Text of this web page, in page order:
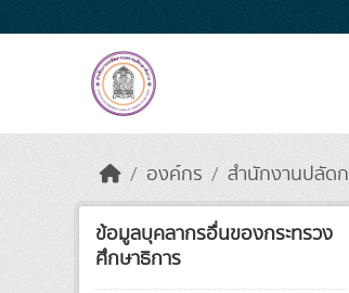
องค์กร สำนักงานปลัด
ข้อมูลบุคลากรอื่นของกระทรวง
ศึกษาธิการ